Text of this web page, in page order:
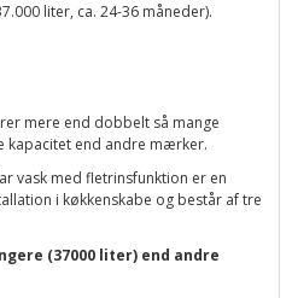
liter, ca. 24-36 måneder).
mere end dobbelt så mange
kapacitet end andre mærker.
vask med fletrinsfunktion er en
i køkkenskabe og består af tre
(37000 liter) end andre